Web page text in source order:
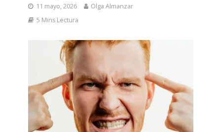
11 mayo, 2026
Olga Almanzar
5 Mins Lectura